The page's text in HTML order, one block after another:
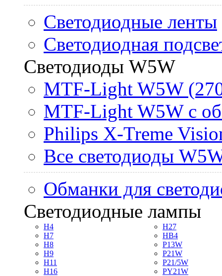
Светодиодные ленты
Светодиодная
Светодиоды W5W
MTF-Light W5W
MTF-Light W5W с
Philips X-Treme
Все светодиоды
Обманки для
Светодиодные лампы
H4
H7
H8
H9
H11
H16
H27
HB4
P13W
P21W
P21/5W
PY21W